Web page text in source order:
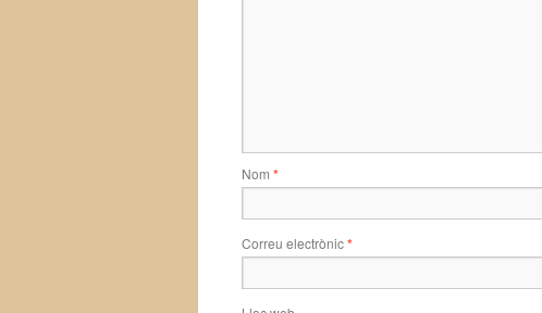
Nom *
Correu electrònic*